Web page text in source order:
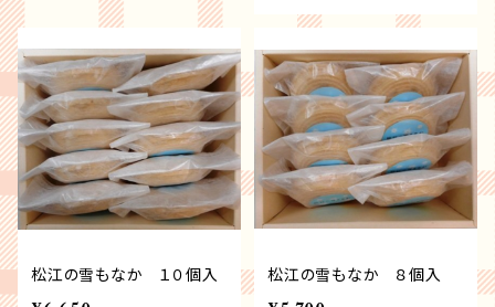
松江の雪もなか １０個入
松江の雪もなか ８個入